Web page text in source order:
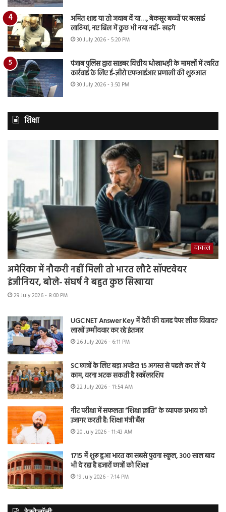
अमित शाह या तो जवाब दें या…., बेकसूर बच्चों पर बरसाई
लाठियां, नए बिल में कुछ भी नया नहीं- खड़गे
30 July 2026 - 5:20 PM
पंजाब पुलिस द्वारा साइबर वित्तीय धोखाधड़ी के मामलों में त्वरित
कार्रवाई के लिए ई-ज़ीरो एफआईआर प्रणाली की शुरुआत
30 July 2026 - 3:50 PM
शिक्षा
वायरल
अमेरिका में नौकरी नहीं मिली तो भारत लौटे सॉफ्टवेयर
इंजीनियर, बोले- संघर्ष ने बहुत कुछ सिखाया
29 July 2026 - 8:00 PM
UGC NET Answer Key में देरी की वजह पेपर लीक विवाद?
लाखों उम्मीदवार कर रहे इंतजार
26 July 2026 - 6:11 PM
SC छात्रों के लिए बड़ा अपडेट! 15 अगस्त से पहले कर लें ये
काम, वरना अटक सकती है स्कॉलरशिप
22 July 2026 - 11:54 AM
नीट परीक्षा में सफलता “शिक्षा क्रांति” के व्यापक प्रभाव को
उजागर करती है: शिक्षा मंत्री बैंस
20 July 2026 - 11:43 AM
1715 में शुरू हुआ भारत का सबसे पुराना स्कूल, 300 साल बाद
भी दे रहा है हजारों छात्रों को शिक्षा
19 July 2026 - 7:14 PM